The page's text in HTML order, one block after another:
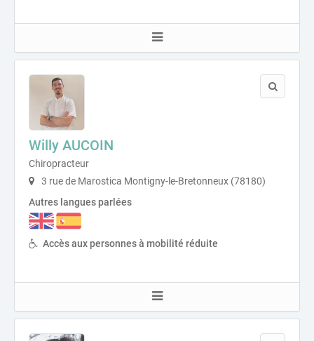
Willy AUCOIN
Chiropracteur
3 rue de Marostica Montigny-le-Bretonneux (78180)
Autres langues parlées
Accès aux personnes à mobilité réduite